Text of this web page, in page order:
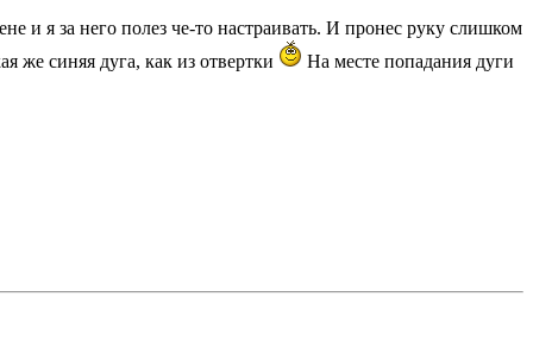
и я за него полез че-то настраивать. И пронес руку слишком
же синяя дуга, как из отвертки
На месте попадания дуги